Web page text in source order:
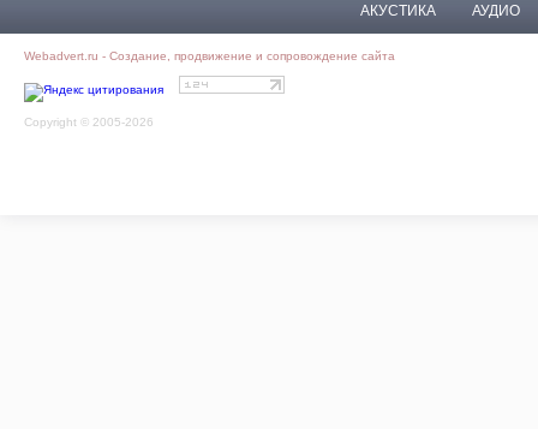
АКУСТИКА АУДИО
Webadvert.ru - Создание, продвижение и сопровождение сайта
Copyright © 2005-2026